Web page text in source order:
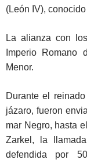
(León IV),
La alianza con
Imperio Romano
Menor.
Durante el
jázaro, fueron
mar Negro, hasta
Zarkel, la
defendida por